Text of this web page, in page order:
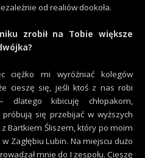
od realiów dookoła.
zrobił na Tobie większe
ciężko mi wyróżniać kolegów
cieszę się, jeśli ktoś z nas robi
kibicuję chłopakom,
się przebijać w wyższych
Bartkiem Śliszem, który po moim
Zagłębiu Lubin. Na miejscu dużo
mnie do I zespołu. Cieszę